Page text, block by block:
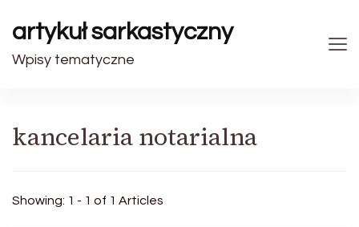
artykuł sarkastyczny
Wpisy tematyczne
kancelaria notarialna
Showing: 1 - 1 of 1 Articles